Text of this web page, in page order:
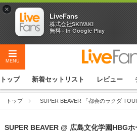
MENU
トップ 新着セットリスト レビュー
トップ SUPER BEAVER 「都会のラクダ
SUPER BEAVER @ 広島文化学園HBG
×
LiveFans
株式会社SKIYAKI
無料 - In Google Play